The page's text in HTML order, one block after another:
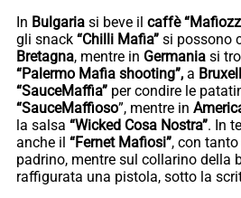
In Bulgaria si beve il caffè
gli snack “Chilli Mafia” si possono
Bretagna, mentre in Germania si
“Palermo Mafia shooting”, a
“SauceMaffia” per condire le
“SauceMaffioso”, mentre in
la salsa “Wicked Cosa Nostra”. In
anche il “Fernet Mafiosi”, con
padrino, mentre sul collarino della
raffigurata una pistola, sotto la